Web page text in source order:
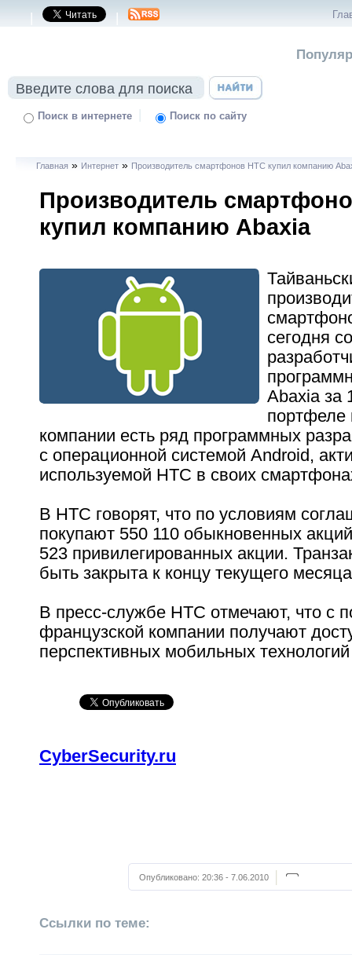
| |
Поиск в интернете | Поиск по сайту
Главная » Интернет » Производитель смартфонов HTC купил компанию
Производитель
купил компанию Abaxia
сегодня
Abaxia за
портфеле
компании есть ряд программных
с операционной системой Android,
используемой HTC в своих
В HTC говорят, что по условиям
покупают 550 110 обыкновенных
523 привилегированных акции.
быть закрыта к концу текущего
В пресс-службе HTC отмечают, что с
французской компании получают
перспективных мобильных
CyberSecurity.ru
Опубликовано: 20:36 - 7.06.2010
Ссылки по теме: